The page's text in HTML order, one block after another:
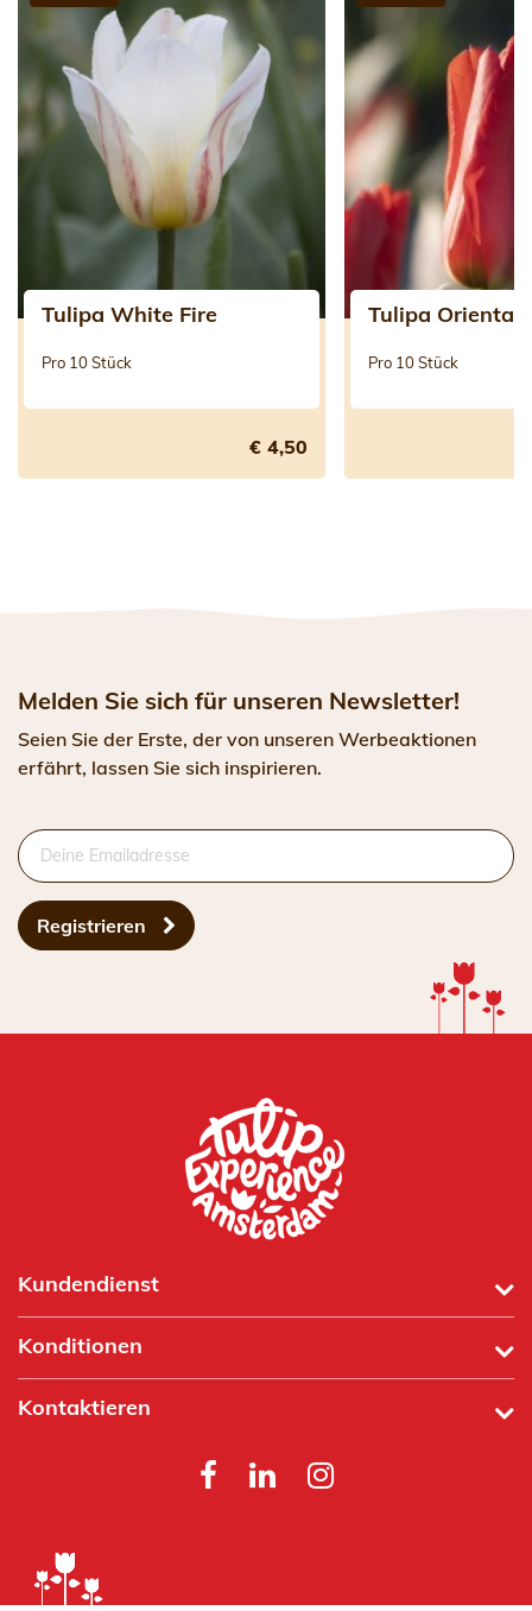
Tulipa White Fire
Pro 10 Stück
€ 4,50
Tulipa Oriental
Pro 10 Stück
Melden Sie sich für unseren Newsletter!
Seien Sie der Erste, der von unseren Werbeaktionen
erfährt, lassen Sie sich inspirieren.
Registrieren
Kundendienst
Konditionen
Kontaktieren